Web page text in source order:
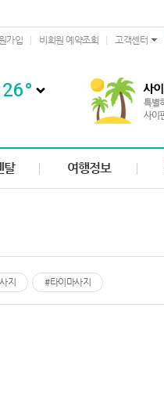
가입 비회원 예약조회 고객센터
26°
탈 여행정보
지 #타이마사지